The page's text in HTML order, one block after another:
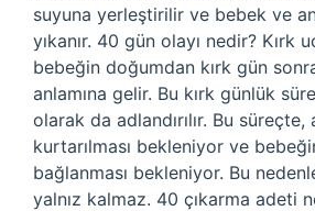
suyuna yerleştirilir ve bebek ve
yıkanır. 40 gün olayı nedir? Kırk
bebeğin doğumdan kırk gün
anlamına gelir. Bu kırk günlük
olarak da adlandırılır. Bu süreçte,
kurtarılması bekleniyor ve
bağlanması bekleniyor. Bu
yalnız kalmaz. 40 çıkarma adeti